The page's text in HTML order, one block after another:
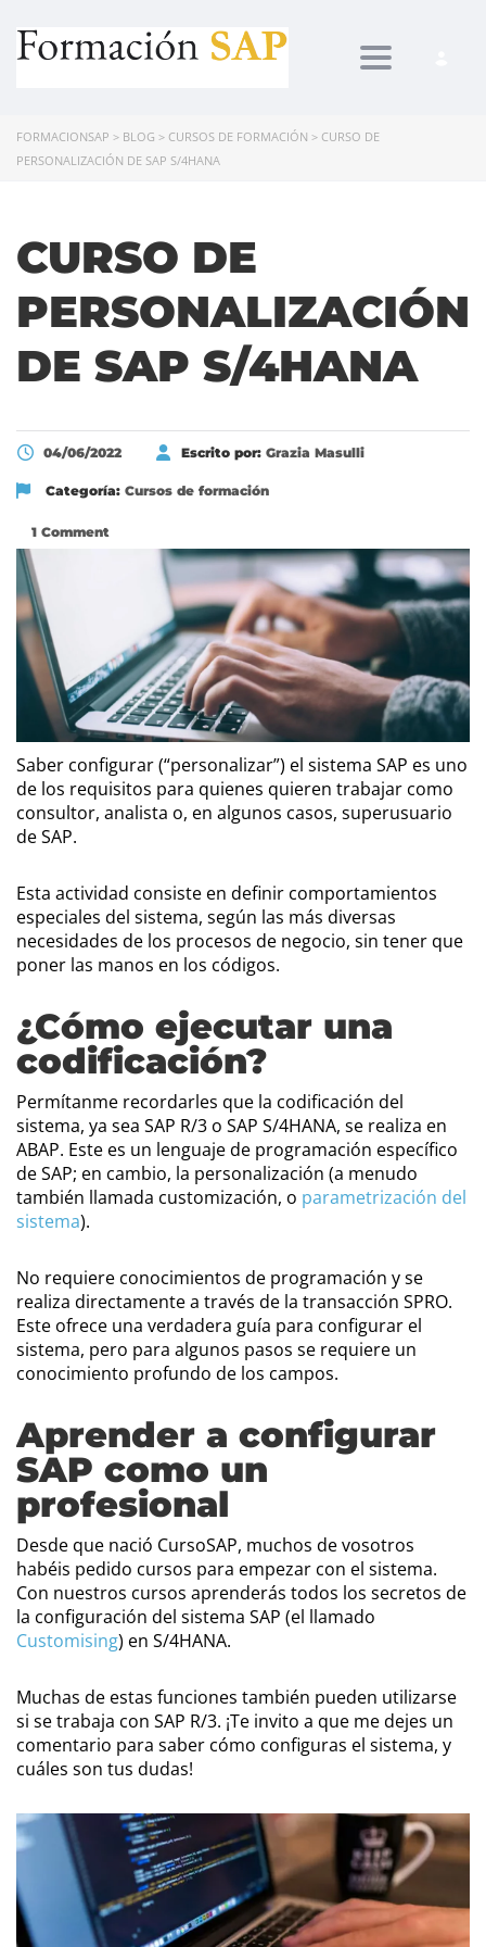
Toggle
FORMACIONSAP > BLOG > CURSOS DE FORMACIÓN > CURSO DE
PERSONALIZACIÓN DE SAP S/4HANA
CURSO DE
PERSONALIZACIÓN
DE SAP S/4HANA
04/06/2022 Escrito por: Grazia Masulli
Categoría: Cursos de formación
1 Comment
Saber configurar (“personalizar”) el sistema SAP es uno
de los requisitos para quienes quieren trabajar como
consultor, analista o, en algunos casos, superusuario
de SAP.
Esta actividad consiste en definir comportamientos
especiales del sistema, según las más diversas
necesidades de los procesos de negocio, sin tener que
poner las manos en los códigos.
¿Cómo ejecutar una
codificación?
Permítanme recordarles que la codificación del
sistema, ya sea SAP R/3 o SAP S/4HANA, se realiza en
ABAP. Este es un lenguaje de programación específico
de SAP; en cambio, la personalización (a menudo
también llamada customización, o parametrización del
sistema).
No requiere conocimientos de programación y se
realiza directamente a través de la transacción SPRO.
Este ofrece una verdadera guía para configurar el
sistema, pero para algunos pasos se requiere un
conocimiento profundo de los campos.
Aprender a configurar
SAP como un
profesional
Desde que nació CursoSAP, muchos de vosotros
habéis pedido cursos para empezar con el sistema.
Con nuestros cursos aprenderás todos los secretos de
la configuración del sistema SAP (el llamado
Customising) en S/4HANA.
Muchas de estas funciones también pueden utilizarse
si se trabaja con SAP R/3. ¡Te invito a que me dejes un
comentario para saber cómo configuras el sistema, y
cuáles son tus dudas!